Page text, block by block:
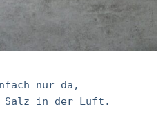
nur da,
Salz in der Luft.